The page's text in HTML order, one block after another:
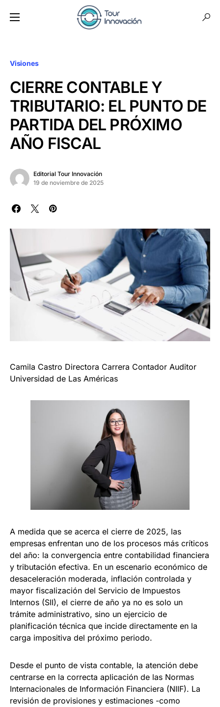
Visiones
CIERRE CONTABLE Y
TRIBUTARIO: EL PUNTO DE
PARTIDA DEL PRÓXIMO
AÑO FISCAL
Editorial Tour Innovación
19 de noviembre de 2025
Camila Castro Directora Carrera Contador Auditor
Universidad de Las Américas
A medida que se acerca el cierre de 2025, las
empresas enfrentan uno de los procesos más críticos
del año: la convergencia entre contabilidad financiera
y tributación efectiva. En un escenario económico de
desaceleración moderada, inflación controlada y
mayor fiscalización del Servicio de Impuestos
Internos (SII), el cierre de año ya no es solo un
trámite administrativo, sino un ejercicio de
planificación técnica que incide directamente en la
carga impositiva del próximo periodo.
Desde el punto de vista contable, la atención debe
centrarse en la correcta aplicación de las Normas
Internacionales de Información Financiera (NIIF). La
revisión de provisiones y estimaciones -como